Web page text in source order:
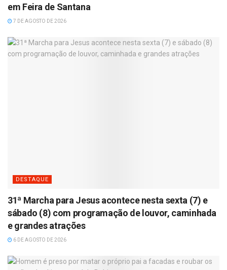
em Feira de Santana
7 DE AGOSTO DE 2026
DESTAQUE
31ª Marcha para Jesus acontece nesta sexta (7) e
sábado (8) com programação de louvor, caminhada
e grandes atrações
6 DE AGOSTO DE 2026